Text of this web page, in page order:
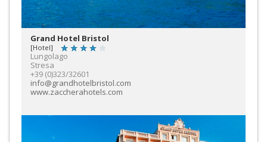
Grand Hotel Bristol
[Hotel]
Lungolago
Stresa
+39 (0)323/32601
info@grandhotelbristol.com
www.zaccherahotels.com